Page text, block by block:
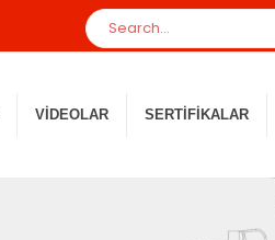
VIDEOLAR SERTIFIKALAR